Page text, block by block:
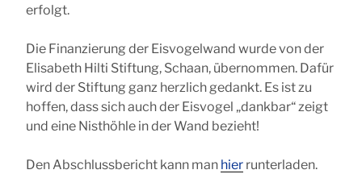
erfolgt.
Die Finanzierung der Eisvogelwand wurde von der
Elisabeth Hilti Stiftung, Schaan, übernommen. Dafür
wird der Stiftung ganz herzlich gedankt. Es ist zu
hoffen, dass sich auch der Eisvogel „dankbar“ zeigt
und eine Nisthöhle in der Wand bezieht!
Den Abschlussbericht kann man hier runterladen.